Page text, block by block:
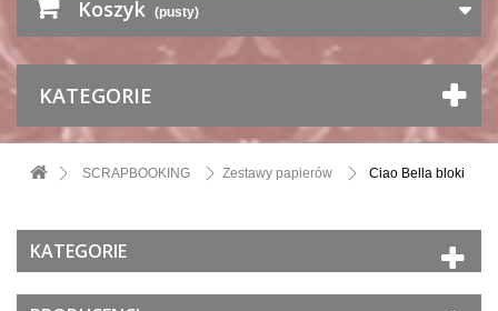
Koszyk (pusty)
KATEGORIE
SCRAPBOOKING Zestawy papierów Ciao Bella bloki
KATEGORIE